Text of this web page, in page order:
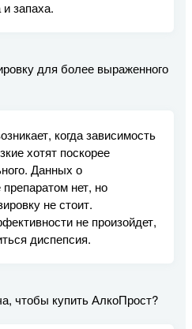
запаха.
для более выраженного
когда зависимость
хотят поскорее
Данных о
нет, но
не стоит.
не произойдет,
диспепсия.
чтобы купить АлкоПрост?